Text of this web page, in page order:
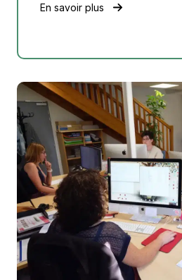
En savoir plus